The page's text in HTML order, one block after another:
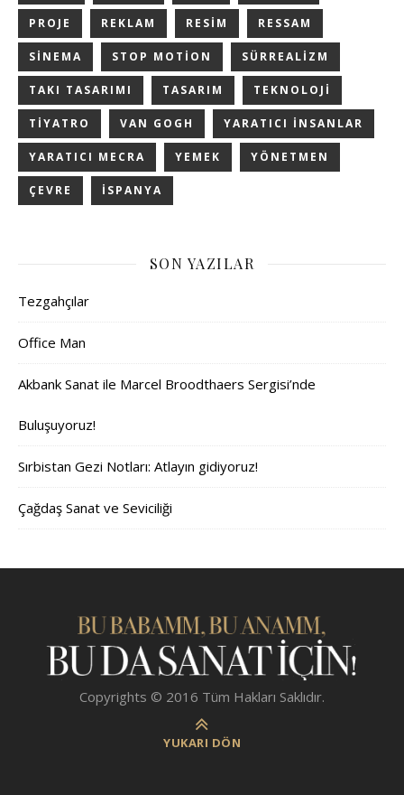
PROJE REKLAM RESIM RESSAM
SINEMA STOP MOTION SÜRREALIZM
TAKI TASARIMI TASARIM TEKNOLOJI
TIYATRO VAN GOGH YARATICI INSANLAR
YARATICI MECRA YEMEK YÖNETMEN
ÇEVRE İSPANYA
SON YAZILAR
Tezgahçılar
Office Man
Akbank Sanat ile Marcel Broodthaers Sergisi’nde
Buluşuyoruz!
Sırbistan Gezi Notları: Atlayın gidiyoruz!
Çağdaş Sanat ve Seviciliği
Copyrights © 2016 Tüm Hakları Saklıdır.
YUKARI DÖN